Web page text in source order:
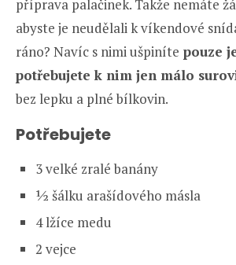
příprava palačinek. Takže nemáte
abyste je neudělali k víkendové
ráno? Navíc s nimi ušpiníte pouze
potřebujete k nim jen málo
bez lepku a plné bílkovin.
Potřebujete
3 velké zralé banány
½ šálku arašídového másla
4 lžíce medu
2 vejce